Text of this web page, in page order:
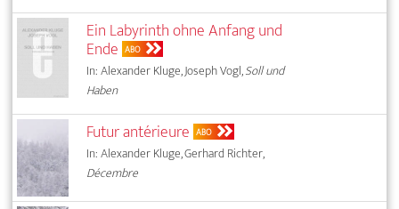
Ein Labyrinth ohne Anfang und
Ende ABO
In: Alexander Kluge, Joseph Vogl,Soll und
Haben
Futur antérieure ABO
In: Alexander Kluge, Gerhard Richter,
Décembre